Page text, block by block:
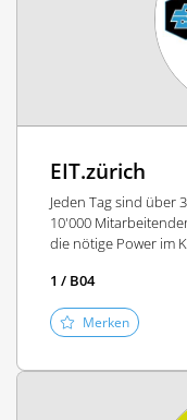
EIT.zürich
Jeden Tag sind über
10'000
die nötige Power im
1 / B04
Merken